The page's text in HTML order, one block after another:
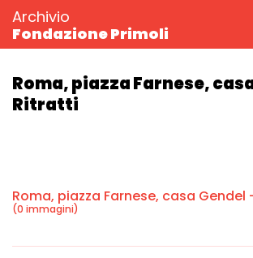
Archivio
Fondazione Primoli
Roma, piazza Farnese,
Ritratti
Roma, piazza Farnese, casa
(0 immagini)